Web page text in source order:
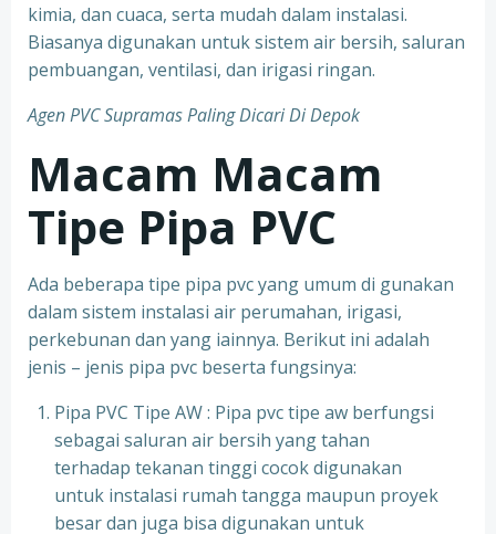
kimia, dan cuaca, serta mudah dalam instalasi.
Biasanya digunakan untuk sistem air bersih, saluran
pembuangan, ventilasi, dan irigasi ringan.
Agen PVC Supramas Paling Dicari Di Depok
Macam Macam
Tipe Pipa PVC
Ada beberapa tipe pipa pvc yang umum di gunakan
dalam sistem instalasi air perumahan, irigasi,
perkebunan dan yang iainnya. Berikut ini adalah
jenis – jenis pipa pvc beserta fungsinya:
Pipa PVC Tipe AW : Pipa pvc tipe aw berfungsi
sebagai saluran air bersih yang tahan
terhadap tekanan tinggi cocok digunakan
untuk instalasi rumah tangga maupun proyek
besar dan juga bisa digunakan untuk